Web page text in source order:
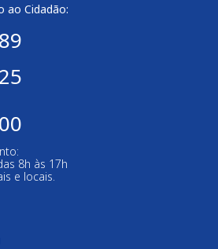
ao Cidadão:
8h às 17h
e locais.